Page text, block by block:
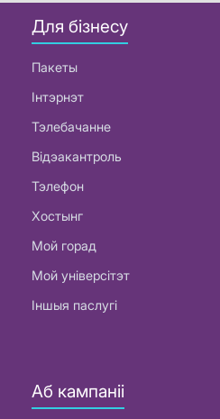
Для бізнесу
Пакеты
Інтэрнэт
Тэлебачанне
Відэакантроль
Тэлефон
Хостынг
Мой горад
Мой універсітэт
Іншыя паслугі
Аб кампаніі